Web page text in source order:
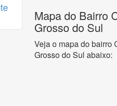
Mapa do Bairro
Grosso do Sul
Veja o mapa do bairro
Grosso do Sul abaixo: